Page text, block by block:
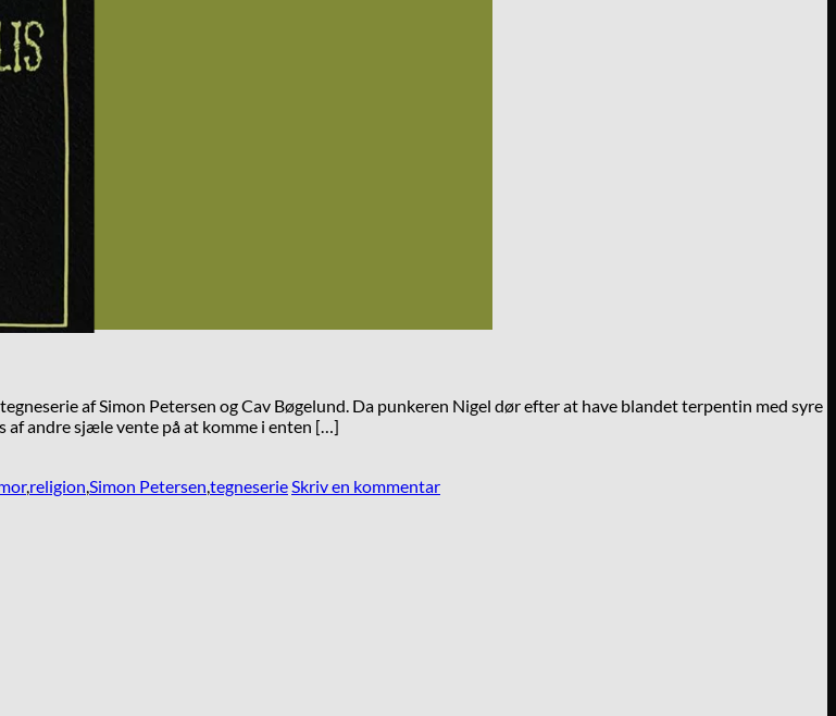
af Simon Petersen og Cav Bøgelund. Da punkeren Nigel dør efter at have blandet terpentin med syre
af andre sjæle vente på at komme i enten […]
,religion,Simon Petersen,tegneserieSkriv en kommentar